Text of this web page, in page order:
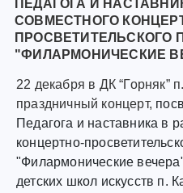
ПЕДАГОГА И
СОВМЕСТНОГО
ПРОСВЕТИТЕЛЬСКОГО
"ФИЛАРМОНИЧЕСКИЕ
22 декабря в ДК “Горняк”
праздничный концерт,
Педагога и наставника в
концертно-
"Филармонические
детских школ искусств п.